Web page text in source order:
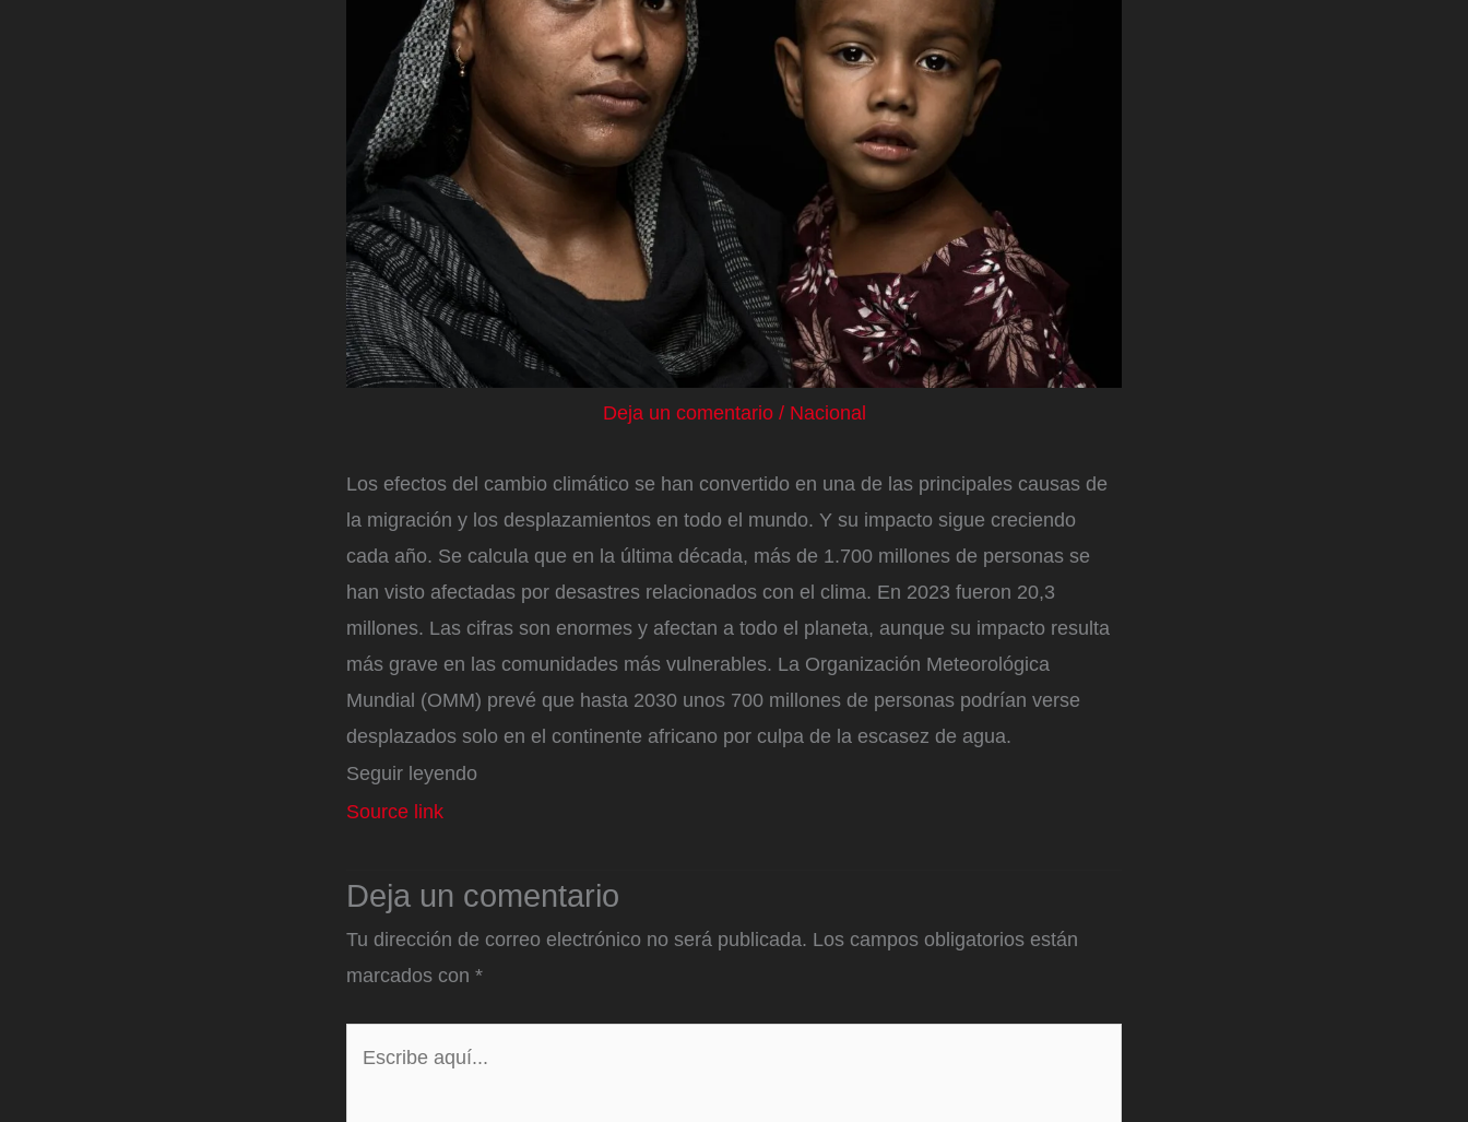
Deja un comentario / Nacional
Los efectos del cambio climático se han convertido en una de las principales causas de
la migración y los desplazamientos en todo el mundo. Y su impacto sigue creciendo
cada año. Se calcula que en la última década, más de 1.700 millones de personas se
han visto afectadas por desastres relacionados con el clima. En 2023 fueron 20,3
millones. Las cifras son enormes y afectan a todo el planeta, aunque su impacto resulta
más grave en las comunidades más vulnerables. La Organización Meteorológica
Mundial (OMM) prevé que hasta 2030 unos 700 millones de personas podrían verse
desplazados solo en el continente africano por culpa de la escasez de agua.
Seguir leyendo
Source link
Deja un comentario
Tu dirección de correo electrónico no será publicada. Los campos obligatorios están
marcados con *